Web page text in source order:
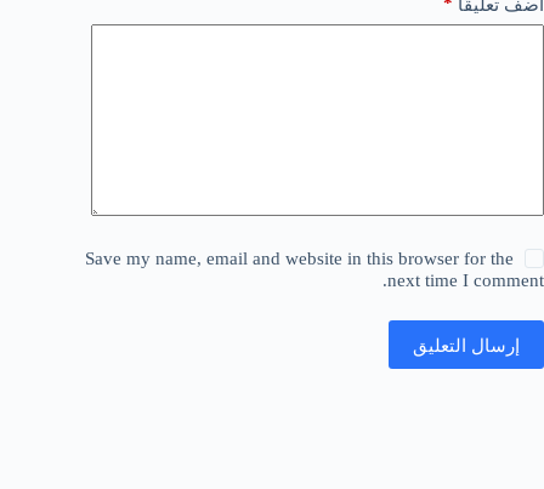
أضف تعليقًا
Save my name, email and website in this browser for the
next time I comment.
إرسال التعليق